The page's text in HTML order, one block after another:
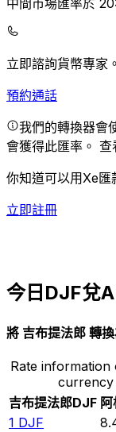
中間市場匯率於
立即諮詢貨幣專家。
預約通話
我們的轉換器會
會獲得此匯率。 查
你知道可以用Xe匯
立即註冊
今日DJF兌
將 吉布提法郎 轉
Rate information
currency
吉布提法郎DJF
1 DJF